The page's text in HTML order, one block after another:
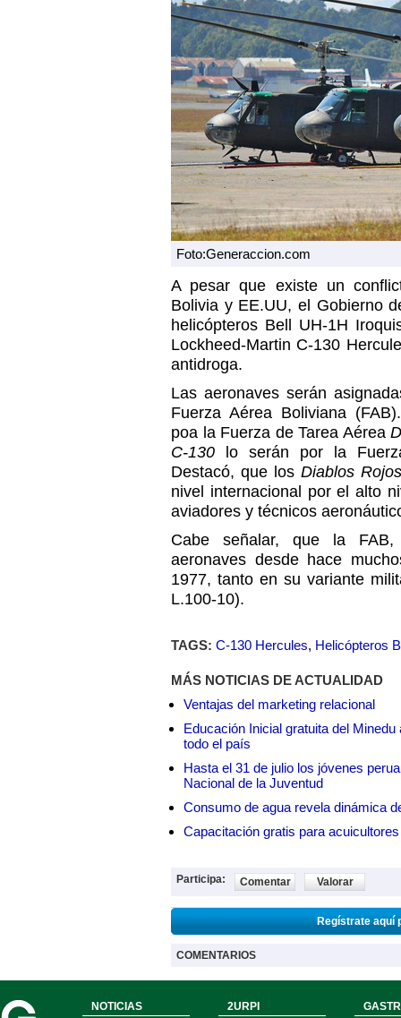
Foto:Generaccion.com
A pesar que existe un
Bolivia y EE.UU, el Gobierno
helicópteros Bell UH-1H
Lockheed-Martin C-130
antidroga.
Las aeronaves serán
Fuerza Aérea Boliviana
poa la Fuerza de Tarea Aérea
C-130 lo serán por la
Destacó, que los Diablos
nivel internacional por el alto
aviadores y técnicos
Cabe señalar, que la
aeronaves desde hace
1977, tanto en su variante
L.100-10).
TAGS: C-130 Hercules, Helicópteros
MÁS NOTICIAS DE ACTUALIDAD
Ventajas del marketing relacional
Educación Inicial gratuita del
todo el país
Hasta el 31 de julio los jóvenes
Nacional de la Juventud
Consumo de agua revela dinámica
Capacitación gratis para
Participa: Comentar Valorar
Regístrate aquí
COMENTARIOS
NOTICIAS 2URPI